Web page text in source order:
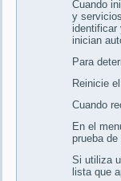
Cuando
y
identificar
inician
Para
Reinicie
Cuando
En el
prueba
Si utiliza
lista que